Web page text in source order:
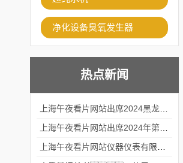
净化设备臭氧发生器
热点新闻